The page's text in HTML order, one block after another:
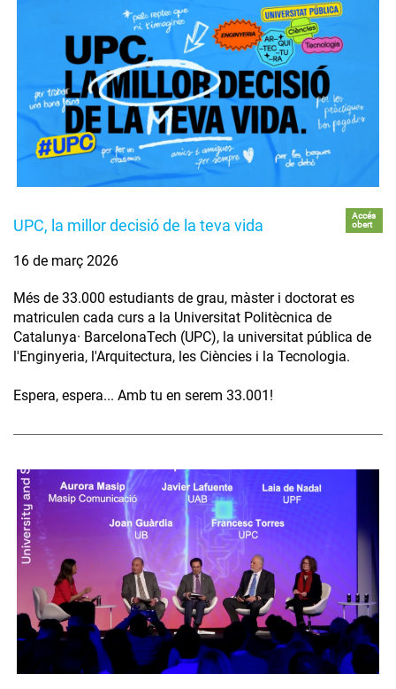
UPC, la millor decisió de la teva vida
Accés
obert
16 de març 2026
Més de 33.000 estudiants de grau, màster i doctorat es
matriculen cada curs a la Universitat Politècnica de
Catalunya· BarcelonaTech (UPC), la universitat pública de
l'Enginyeria, l'Arquitectura, les Ciències i la Tecnologia.
Espera, espera... Amb tu en serem 33.001!